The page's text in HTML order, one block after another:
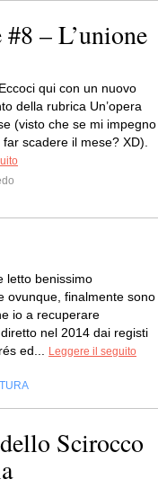
#8 – L’unione
qui con un nuovo
della rubrica Un’opera
(visto che se mi impegno
scadere il mese? XD).
letto benissimo
ovunque, finalmente sono
io a recuperare
nel 2014 dai registi
ed...
Leggere il seguito
Scirocco